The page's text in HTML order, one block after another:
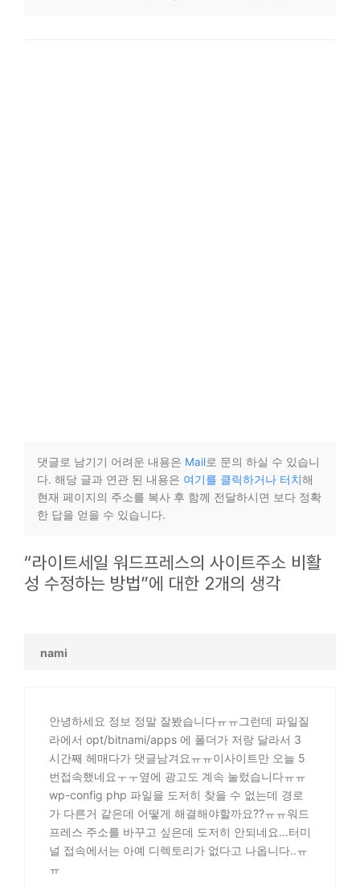
댓글로 남기기 어려운 내용은 Mail로 문의 하실 수 있습니
다. 해당 글과 연관 된 내용은 여기를 클릭하거나 터치해
현재 페이지의 주소를 복사 후 함께 전달하시면 보다 정확
한 답을 얻을 수 있습니다.
“라이트세일 워드프레스의 사이트주소 비활
성 수정하는 방법”에 대한 2개의 생각
nami
안녕하세요 정보 정말 잘봤습니다ㅠㅠ그런데 파일질
라에서 opt/bitnami/apps 에 폴더가 저랑 달라서 3
시간째 헤매다가 댓글남겨요ㅠㅠ이사이트만 오늘 5
번접속했네요ㅜㅜ옆에 광고도 계속 눌렀습니다ㅠㅠ
wp-config php 파일을 도저히 찾을 수 없는데 경로
가 다른거 같은데 어떻게 해결해야할까요??ㅠㅠ워드
프레스 주소를 바꾸고 싶은데 도저히 안되네요…터미
널 접속에서는 아예 디렉토리가 없다고 나옵니다..ㅠ
ㅠ